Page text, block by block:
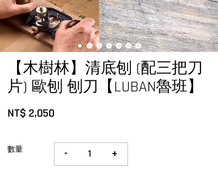
【木樹林】清底刨 (配三把刀
片) 歐刨 刨刀【LUBAN魯班】
NT$ 2,050
數量 - +